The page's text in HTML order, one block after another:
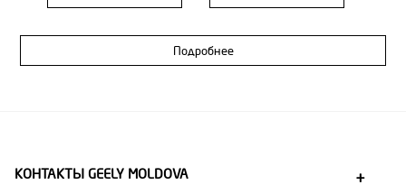
Подробнее
КОНТАКТЫ GEELY MOLDOVA